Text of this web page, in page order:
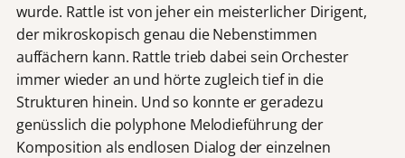
wurde. Rattle ist von jeher ein meisterlicher Dirigent,
der mikroskopisch genau die Nebenstimmen
auffächern kann. Rattle trieb dabei sein Orchester
immer wieder an und hörte zugleich tief in die
Strukturen hinein. Und so konnte er geradezu
genüsslich die polyphone Melodieführung der
Komposition als endlosen Dialog der einzelnen